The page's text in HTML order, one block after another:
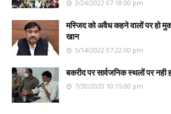
3/24/2022 07:18:00 pm
मस्जिद को अवैध कहने वालों पर हो
खान
5/14/2022 07:22:00 pm
बकरीद पर सार्वजनिक स्थलों पर नही
7/30/2020 10:15:00 pm